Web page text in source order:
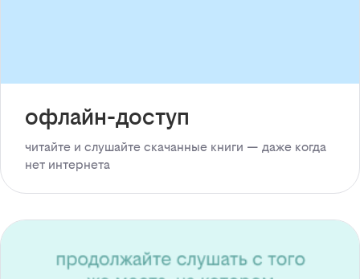
офлайн-доступ
читайте и слушайте скачанные книги — даже когда
нет интернета